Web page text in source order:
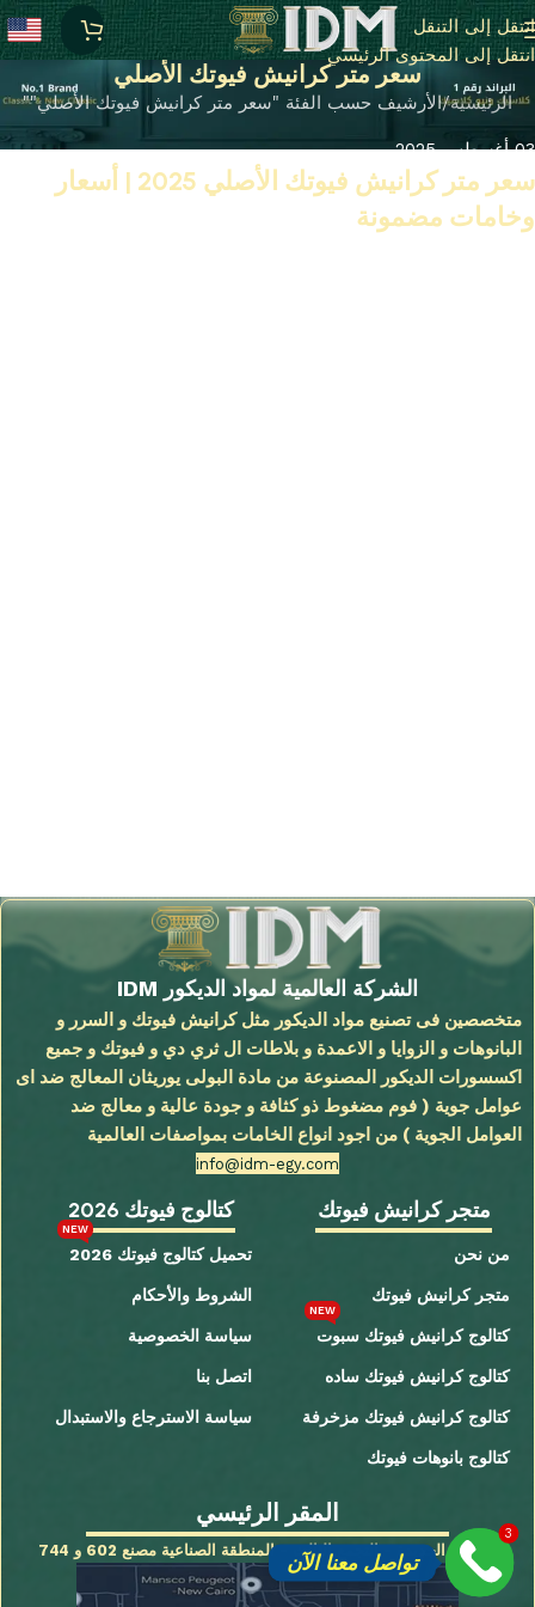
انتقل إلى التنقل
انتقل إلى المحتوى الرئيسي
سعر متر كرانيش فيوتك الأصلي
الرئيسية الأرشيف حسب الفئة "سعر متر كرانيش فيوتك الأصلي""
03 أغسطس 2025
سعر متر كرانيش فيوتك الأصلي 2025 | أسعار
وخامات مضمونة
الشركة العالمية لمواد الديكور IDM
متخصصين فى تصنيع مواد الديكور مثل كرانيش فيوتك و السرر و
البانوهات و الزوايا و الاعمدة و بلاطات ال ثري دي و فيوتك و جميع
اكسسورات الديكور المصنوعة من مادة البولى يوريثان المعالج ضد اى
عوامل جوية ( فوم مضغوط ذو كثافة و جودة عالية و معالج ضد
العوامل الجوية ) من اجود انواع الخامات بمواصفات العالمية
info@idm-egy.com
متجر كرانيش فيوتك
من نحن
متجر كرانيش فيوتك
كتالوج كرانيش فيوتك سبوت
NEW
كتالوج كرانيش فيوتك ساده
كتالوج كرانيش فيوتك مزخرفة
كتالوج بانوهات فيوتك
كتالوج فيوتك 2026
تحميل كتالوج فيوتك 2026
NEW
الشروط والأحكام
سياسة الخصوصية
اتصل بنا
سياسة الاسترجاع والاستبدال
المقر الرئيسي
القاهرة الجديدة - التجمع الثالث - المنطقة الصناعية مصنع 602 و 744
تواصل معنا الآن
3